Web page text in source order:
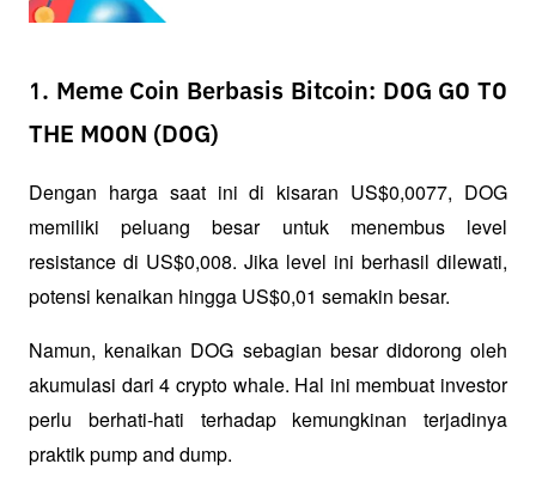
1. Meme Coin Berbasis Bitcoin: DOG GO TO
THE MOON (DOG)
Dengan harga saat ini di kisaran US$0,0077, DOG
memiliki peluang besar untuk menembus level
resistance di US$0,008. Jika level ini berhasil dilewati,
potensi kenaikan hingga US$0,01 semakin besar.
Namun, kenaikan DOG sebagian besar didorong oleh
akumulasi dari 4 crypto whale. Hal ini membuat investor
perlu berhati-hati terhadap kemungkinan terjadinya
praktik pump and dump.